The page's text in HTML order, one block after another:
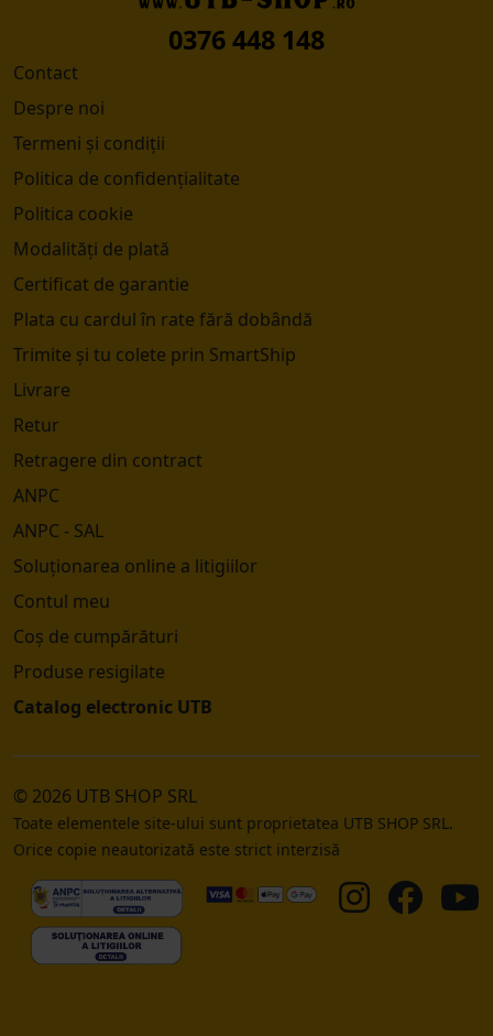
0376 448 148
Contact
Despre noi
Termeni și condiții
Politica de confidențialitate
Politica cookie
Modalități de plată
Certificat de garantie
Plata cu cardul în rate fără dobândă
Trimite și tu colete prin SmartShip
Livrare
Retur
Retragere din contract
ANPC
ANPC - SAL
Soluționarea online a litigiilor
Contul meu
Coș de cumpărături
Produse resigilate
Catalog electronic UTB
© 2026 UTB SHOP SRL
Toate elementele site-ului sunt proprietatea UTB SHOP SRL.
Orice copie neautorizată este strict interzisă